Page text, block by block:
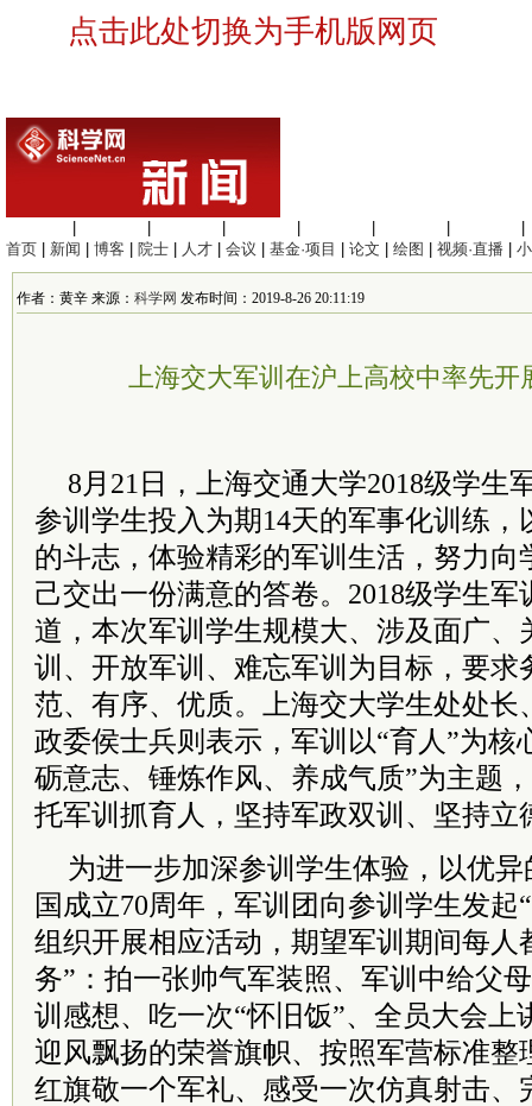
点击此处切换为手机版网页
首页
新闻 博客 院士 人才 会议 基金·项目 论文 绘图 视频·直播
作者：黄辛 来源： 科学网 发布时间：2019-8-26 20:11:19
上海交大军训在沪上高校中率先开
8月21日，上海交通大学2018级学生
参训学生投入为期14天的军事化训练，
的斗志，体验精彩的军训生活，努力向
己交出一份满意的答卷。2018级学生
道，本次军训学生规模大、涉及面广、
训、开放军训、难忘军训为目标，要求
范、有序、优质。上海交大学生处处长
政委侯士兵则表示，军训以“育人”为核
砺意志、锤炼作风、养成气质”为主题
托军训抓育人，坚持军政双训、坚持立
为进一步加深参训学生体验，以优
国成立70周年，军训团向参训学生发起
组织开展相应活动，期望军训期间每人
务”：拍一张帅气军装照、军训中给父
训感想、吃一次“怀旧饭”、全员大会上
迎风飘扬的荣誉旗帜、按照军营标准整
红旗敬一个军礼、感受一次仿真射击、